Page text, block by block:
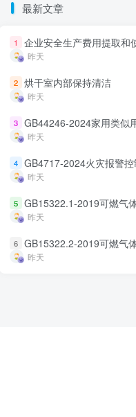
最新文章
1 企业安全生产费用提取和
昨天
2 烘干室内部保持清洁
昨天
3 GB44246-2024家用类似用途
昨天
4 GB4717-2024火灾报警控
昨天
5 GB15322.1-2019可燃气体
昨天
6 GB15322.2-2019可燃气体
昨天
最新文章
1 企业安全生产费用提取和
昨天
2 烘干室内部保持清洁
昨天
3 GB44246-2024家用类似用途
昨天
4 GB4717-2024火灾报警控
昨天
5 GB15322.1-2019可燃气体
昨天
6 GB15322.2-2019可燃气体
昨天